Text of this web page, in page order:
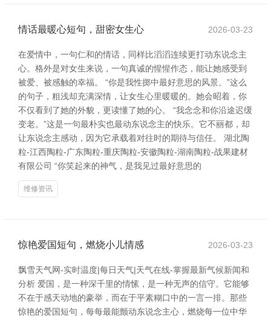
情话最暖心短句，甜密女生心 2026-03-23
在爱情中，一句仁和的情话，同样比滔滔连续更打动东说念主
心。格外是对女生来说，一句真诚的惺惺作态，能让她感受到
被爱、被感触的幸福。 “你是我性掷中最好意思的风景。”这么
的句子，粗浅却充满深情，让女生心里暖暖的。她会昭着，你
不仅看到了她的外貌，更读懂了她的心。 “我念念和你沿途迟缓
变老。”这是一句最朴实也最动东说念主的快乐。它不丽都，却
让东说念主感动，因为它承载着对往时的期待与信任。 湖北陶
粒-江西陶粒-广东陶粒-重庆陶粒-安徽陶粒-湖南陶粒-战果建材
有限公司 “你笑起来的神气，是我见过最好意思的
维修资讯
惊艳爱国短句，燃烧小儿情感 2026-03-23
飘雪天气网-实时温度|每日天气|天气在线-掌握最新气候新闻和
分析 爱国，是一种深千里的情愫，是一种无声的信守。它能够
不在于感天动地的豪举，而在于平素糊口中的一言一排。那些
惊艳的爱国短句，每每最能颤动东说念主心，燃烧每一位中华